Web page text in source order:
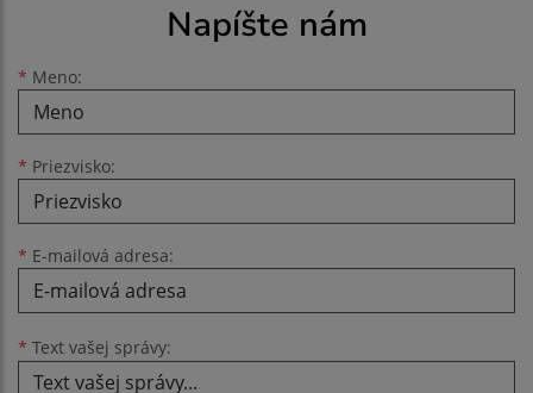
Napíšte nám
* Meno:
Meno
* Priezvisko:
Priezvisko
* E-mailová adresa:
E-mailová adresa
* Text vašej správy: